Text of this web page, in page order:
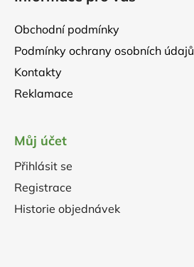
Obchodní podmínky
Podmínky ochrany osobních údajů
Kontakty
Reklamace
Můj účet
Přihlásit se
Registrace
Historie objednávek